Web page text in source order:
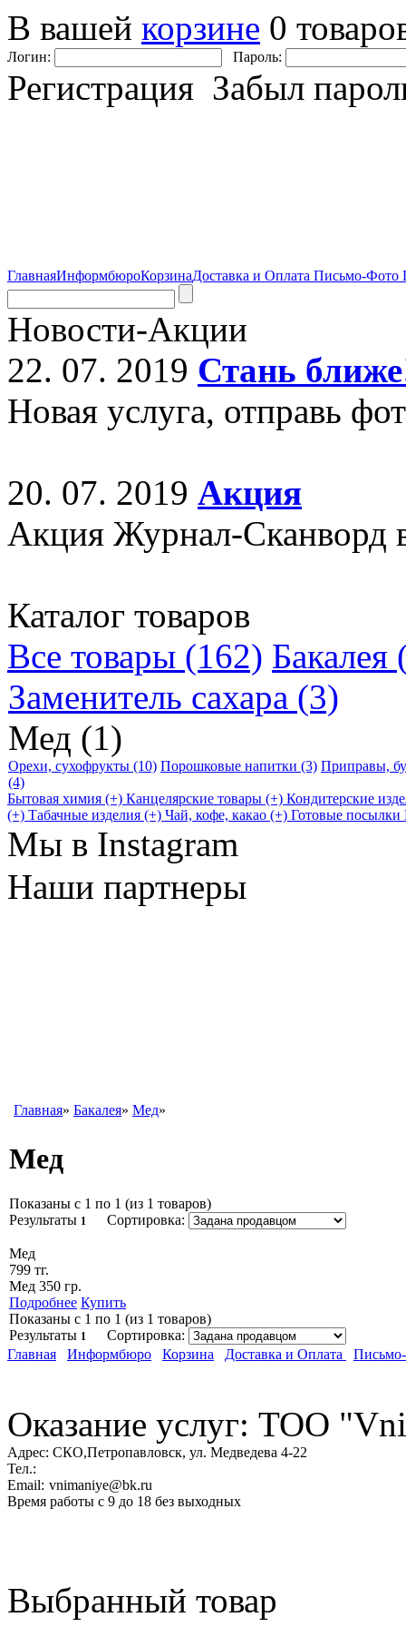
В вашей корзине 0
Логин: Пароль:
Регистрация Забыл
ГлавнаяИнформбюроКорзинаДоставка и Оплата Письмо-Фото
Новости-Акции
22. 07. 2019 Стань
Новая услуга, отправь
20. 07. 2019 Акция
Акция Журнал-Сканворд
Каталог товаров
Все товары (162) Бакалея
Заменитель сахара (3)
Мед (1)
Орехи, сухофрукты (10) Порошковые напитки (3) Приправы,
(4)
Бытовая химия (+) Канцелярские товары (+) Кондитерские
(+) Табачные изделия (+) Чай, кофе, какао (+) Готовые посылки
Мы в Instagram
Наши партнеры
Главная» Бакалея» Мед»
Мед
Показаны с 1 по 1 (из 1 товаров)
Результаты 1 Сортировка:
Мед
799 тг.
Мед 350 гр.
Подробнее Купить
Показаны с 1 по 1 (из 1 товаров)
Результаты 1
Сортировка:
Главная
Информбюро Корзина Доставка и Оплата
Оказание услуг: ТОО
Адрес: СКО,Петропавловск, ул. Медведева 4-22
Тел.:
Email: vnimaniye@bk.ru
Время работы с 9 до 18 без выходных
Выбранный товар